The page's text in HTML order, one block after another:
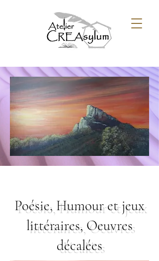
Poésie, Humour et jeux
littéraires, Oeuvres
décalées